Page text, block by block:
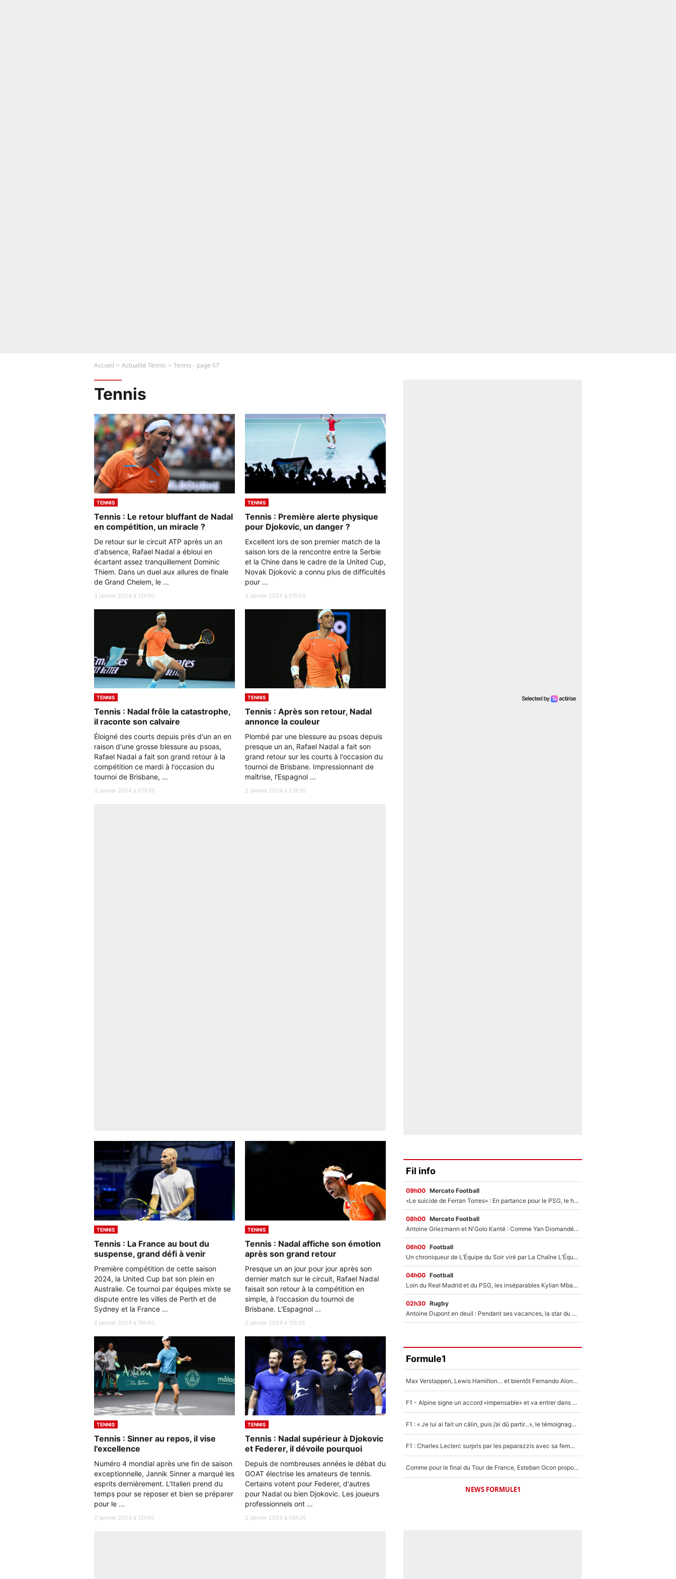
Accueil Actualité Tennis Tennis - page 67
Tennis
TENNIS
Tennis : Le retour bluffant de Nadal
en compétition, un miracle ?
De retour sur le circuit ATP après un an
d'absence, Rafael Nadal a ébloui en
écartant assez tranquillement Dominic
Thiem. Dans un duel aux allures de finale
de Grand Chelem, le ...
3 janvier 2024 à 12h50
TENNIS
Tennis : Première alerte physique
pour Djokovic, un danger ?
Excellent lors de son premier match de la
saison lors de la rencontre entre la Serbie
et la Chine dans le cadre de la United Cup,
Novak Djokovic a connu plus de difficultés
pour ...
3 janvier 2024 à 07h50
TENNIS
Tennis : Nadal frôle la catastrophe,
il raconte son calvaire
Éloigné des courts depuis près d'un an en
raison d'une grosse blessure au psoas,
Rafael Nadal a fait son grand retour à la
compétition ce mardi à l'occasion du
tournoi de Brisbane, ...
3 janvier 2024 à 07h35
TENNIS
Tennis : Après son retour, Nadal
annonce la couleur
Plombé par une blessure au psoas depuis
presque un an, Rafael Nadal a fait son
grand retour sur les courts à l'occasion du
tournoi de Brisbane. Impressionnant de
maîtrise, l'Espagnol ...
2 janvier 2024 à 23h35
TENNIS
Tennis : La France au bout du
suspense, grand défi à venir
Première compétition de cette saison
2024, la United Cup bat son plein en
Australie. Ce tournoi par équipes mixte se
dispute entre les villes de Perth et de
Sydney et la France ...
2 janvier 2024 à 19h50
TENNIS
Tennis : Nadal affiche son émotion
après son grand retour
Presque un an jour pour jour après son
dernier match sur le circuit, Rafael Nadal
faisait son retour à la compétition en
simple, à l'occasion du tournoi de
Brisbane. L'Espagnol ...
2 janvier 2024 à 15h35
TENNIS
Tennis : Sinner au repos, il vise
l'excellence
Numéro 4 mondial après une fin de saison
exceptionnelle, Jannik Sinner a marqué les
esprits dernièrement. L'Italien prend du
temps pour se reposer et bien se préparer
pour le ...
2 janvier 2024 à 12h50
TENNIS
Tennis : Nadal supérieur à Djokovic
et Federer, il dévoile pourquoi
Depuis de nombreuses années le débat du
GOAT électrise les amateurs de tennis.
Certains votent pour Federer, d'autres
pour Nadal ou bien Djokovic. Les joueurs
professionnels ont ...
2 janvier 2024 à 09h35
Fil info
09h00 Mercato Football
«Le suicide de Ferran Torres» : En partance pour le PSG, le héros de la finale de la Coupe du monde s'attire les foudres de la presse espagnole !
08h00 Mercato Football
Antoine Griezmann et N'Golo Kanté : Comme Yan Diomandé, les deux champions du monde ont refusé de signer au PSG !
06h00 Football
Un chroniqueur de L’Équipe du Soir viré par La Chaîne L’Équipe : Même Olivier Ménard n’avait pas pu empêcher son départ, «je l’ai appris sur Twitter, je l’ai vécu assez mal»
04h00 Football
Loin du Real Madrid et du PSG, les inséparables Kylian Mbappé et Achraf Hakimi changent d'équipe le temps d'une journée !
02h30 Rugby
Antoine Dupont en deuil : Pendant ses vacances, la star du XV de France a perdu sa grand-mère
Formule1
Max Verstappen, Lewis Hamilton… et bientôt Fernando Alonso ? Le classement des pilotes les mieux payés en Formule 1 risque de changer !
F1 - Alpine signe un accord «impensable» et va entrer dans une nouvelle dimension : Grande nouvelle pour Pierre Gasly !
F1 : « Je lui ai fait un câlin, puis j’ai dû partir...», le témoignage émouvant de Max Verstappen sur sa fille
F1 : Charles Leclerc surpris par les paparazzis avec sa femme, les rumeurs étaient vraies !
Comme pour le final du Tour de France, Esteban Ocon propose un Grand Prix de Formule 1 à Paris : «Autour de l’Arc de Triomphe, ce serait génial» !
NEWS FORMULE1